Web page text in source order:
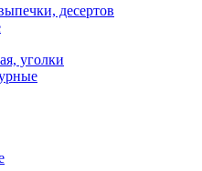
десертов
уголки